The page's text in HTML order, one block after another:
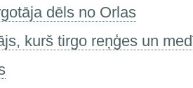
dēls no Orlas
kurš tirgo reņģes un